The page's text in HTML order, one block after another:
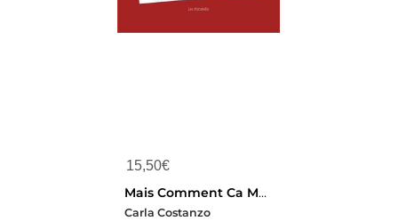
15,50€
Mais Comment Ca Marche ; Les Nouvelles Technologies D'aujourd'hui
Carla Costanzo